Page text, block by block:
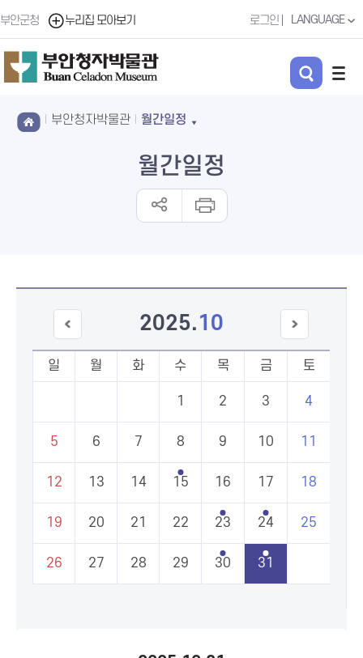
부안군청 누리집 모아보기 로그인 LANGUAGE
부안청자박물관 월간일정
월간일정
2025.10
일 월 화 수 목 금 토
1 2 3 4
5 6 7 8 9 10 11
12 13 14 15 16 17 18
19 20 21 22 23 24 25
26 27 28 29 30 31